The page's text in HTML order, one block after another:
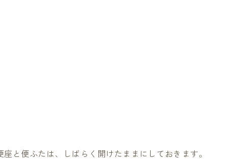
と便ふたは、しばらく開けたままにしておきます。